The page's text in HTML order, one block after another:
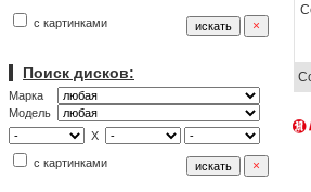
с картинками
Поиск дисков:
Марка
Модель
X
с картинками